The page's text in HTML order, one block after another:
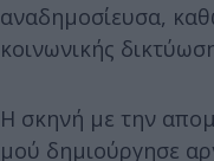
αναδημοσίευσα,
κοινωνικής
Η σκηνή με την
μού δημιούργησε